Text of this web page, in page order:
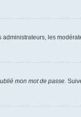
administrateurs, les
mon mot de passe.